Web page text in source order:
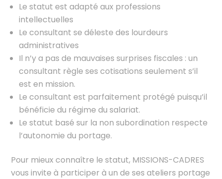
Le statut est adapté aux professions
intellectuelles
Le consultant se déleste des lourdeurs
administratives
Il n’y a pas de mauvaises surprises fiscales : un
consultant règle ses cotisations seulement s’il
est en mission.
Le consultant est parfaitement protégé puisqu’il
bénéficie du régime du salariat.
Le statut basé sur la non subordination respecte
l’autonomie du portage.
Pour mieux connaître le statut, MISSIONS-CADRES
vous invite à participer à un de ses ateliers portage